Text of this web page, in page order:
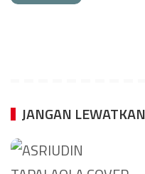
JANGAN LEWATKAN